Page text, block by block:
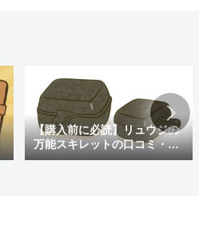
【購入前に必読】リュウジの
万能スキレットの口コミ・評
判まとめ｜後悔しないための